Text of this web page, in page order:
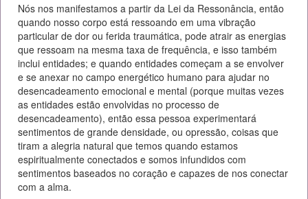
Nós nos manifestamos a partir da Lei da Ressonância, então
quando nosso corpo está ressoando em uma vibração
particular de dor ou ferida traumática, pode atrair as energias
que ressoam na mesma taxa de frequência, e isso também
inclui entidades; e quando entidades começam a se envolver
e se anexar no campo energético humano para ajudar no
desencadeamento emocional e mental (porque muitas vezes
as entidades estão envolvidas no processo de
desencadeamento), então essa pessoa experimentará
sentimentos de grande densidade, ou opressão, coisas que
tiram a alegria natural que temos quando estamos
espiritualmente conectados e somos infundidos com
sentimentos baseados no coração e capazes de nos conectar
com a alma.